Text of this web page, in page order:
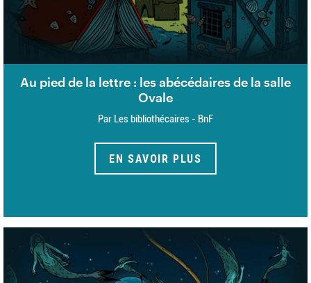
Au pied de la lettre : les abécédaires de la salle
Ovale
Par Les bibliothécaires - BnF
EN SAVOIR PLUS